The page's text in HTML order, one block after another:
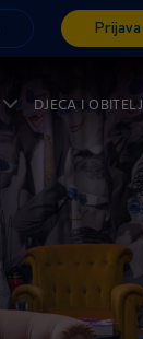
Prijava
DJECA I OBITELJ